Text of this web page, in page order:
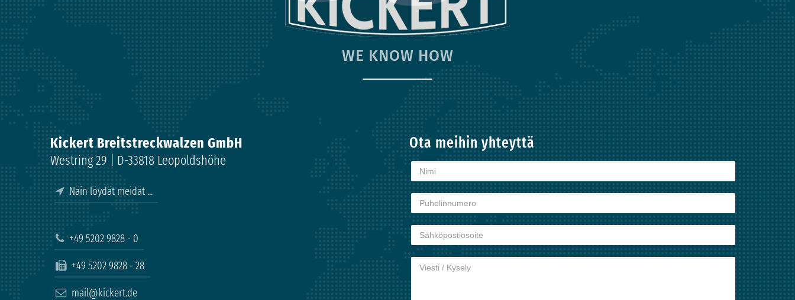
WE KNOW HOW
Kickert Breitstreckwalzen GmbH
Westring 29 | D-33818 Leopoldshöhe
Näin löydät meidät ...
+49 5202 9828 - 0
+49 5202 9828 - 28
mail@kickert.de
Ota meihin yhteyttä